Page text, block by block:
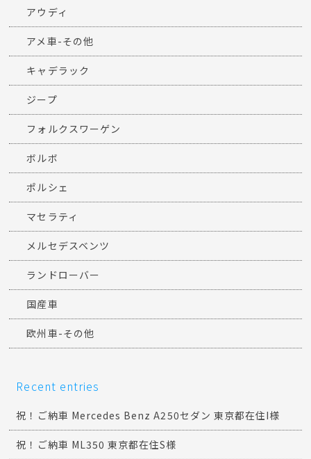
アウディ
アメ車-その他
キャデラック
ジープ
フォルクスワーゲン
ボルボ
ポルシェ
マセラティ
メルセデスベンツ
ランドローバー
国産車
欧州車-その他
Recent entries
祝！ご納車 Mercedes Benz A250セダン 東京都在住I様
祝！ご納車 ML350 東京都在住S様